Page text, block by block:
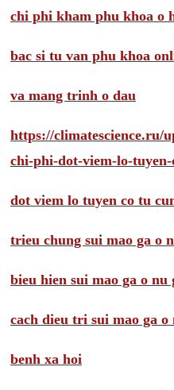
chi phi kham phu khoa o
bac si tu van phu khoa
va mang trinh o dau
https://climatescience.ru/
chi-phi-dot-viem-lo-
dot viem lo tuyen co tu
trieu chung sui mao ga o
bieu hien sui mao ga o nu
cach dieu tri sui mao ga o
benh xa hoi